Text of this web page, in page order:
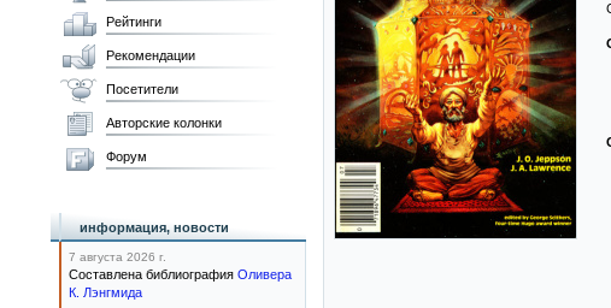
Рейтинги
Рекомендации
Посетители
Авторские колонки
Форум
информация, новости
7 августа 2026 г.
Составлена библиография Оливера
К. Лэнгмида